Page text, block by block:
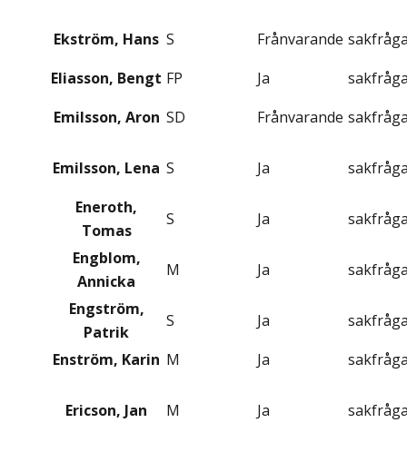
Ekström, Hans S Frånvarande
Eliasson, Bengt FP Ja
Emilsson, Aron SD Frånvarande
Emilsson, Lena S Ja
Eneroth,
Tomas
S Ja
Engblom,
Annicka
M Ja
Engström,
Patrik
S Ja
Enström, Karin M Ja
Ericson, Jan M Ja